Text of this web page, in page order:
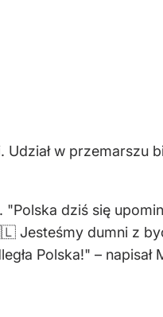
w przemarszu
dziś się
Jesteśmy dumni z
Polska!" – napisał